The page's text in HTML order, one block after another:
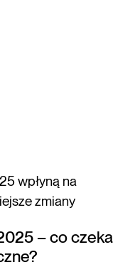
wpłyną na
zmiany
– co czeka